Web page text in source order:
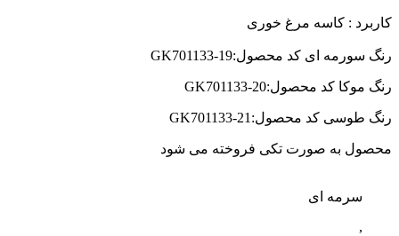
کاربرد : کاسه مرغ خوری
رنگ سورمه ای کد محصول:GK701133-19
رنگ موکا کد محصول:20-GK701133
رنگ طوسی کد محصول:21-GK701133
محصول به صورت تکی فروخته می شود
سرمه ای
,